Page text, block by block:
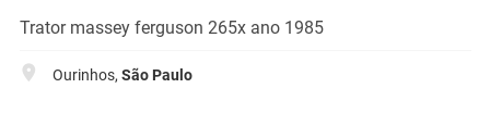
Trator massey ferguson 265x ano 1985
Ourinhos, São Paulo